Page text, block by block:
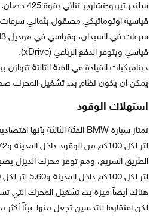
سلندر تيربو-
قياسية أوتوماتيكي مصقول بثماني
قياسي ويتوفر الدفع الرباعي (xDrive).
ديناميكيات القيادة في الفئة الثالثة
يمكن أن يكون نظام بدء تشغيل المحرك
استهلاك الوقود
هناك أيضاً ميزة بدء تشغيل المحرك التي
لكن افتقارها للتحسين تجعل منها عبئاً أكثر